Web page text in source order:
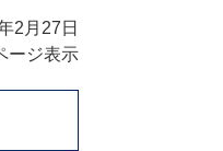
2月27日
ージ表示